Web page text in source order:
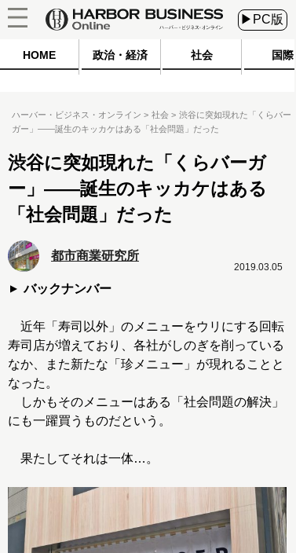
▶PC版
HOME 政治・経済 社会 国際
ハーバー・ビジネス・オンライン 社会
渋谷に突如現れた「くらバー
ガー」――誕生のキッカケはある「社会問題」だった
渋谷に突如現れた「くらバーガ
ー」――誕生のキッカケはある
「社会問題」だった
都市商業研究所
バックナンバー
2019.03.05
近年「寿司以外」のメニューをウリにする回転
寿司店が増えており、各社がしのぎを削っている
なか、また新たな「珍メニュー」が現れることと
なった。
しかもそのメニューはある「社会問題の解決」
にも一躍買うものだという。
果たしてそれは一体…。